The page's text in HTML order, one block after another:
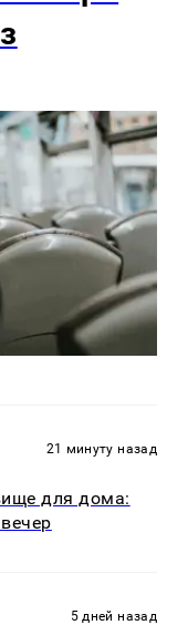
21 минуту назад
для дома:
5 дней назад